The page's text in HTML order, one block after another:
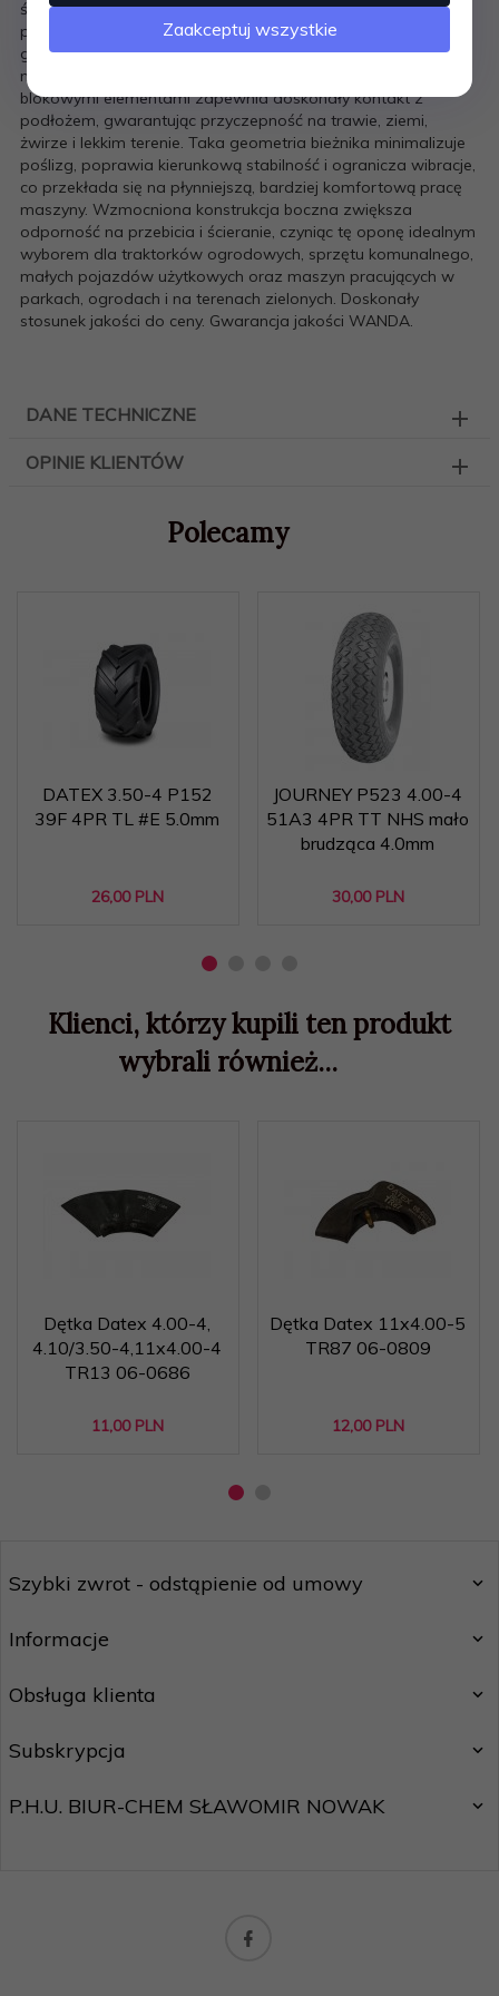
świecie.WANDA P512 została zaprojektowana z myślą o
pojazdach pracujących na zróżnicowanych nawierzchniach,
gdzie liczy się stabilność, pewna trakcja i wysoka odporność
na zużycie. Jej szeroki, zygzakowy bieżnik z dużymi,
blokowymi elementami zapewnia doskonały kontakt z
podłożem, gwarantując przyczepność na trawie, ziemi,
żwirze i lekkim terenie. Taka geometria bieżnika minimalizuje
poślizg, poprawia kierunkową stabilność i ogranicza wibracje,
co przekłada się na płynniejszą, bardziej komfortową pracę
maszyny. Wzmocniona konstrukcja boczna zwiększa
odporność na przebicia i ścieranie, czyniąc tę oponę idealnym
wyborem dla traktorków ogrodowych, sprzętu komunalnego,
małych pojazdów użytkowych oraz maszyn pracujących w
parkach, ogrodach i na terenach zielonych. Doskonały
stosunek jakości do ceny. Gwarancja jakości WANDA.
DANE TECHNICZNE
OPINIE KLIENTÓW
Polecamy
DATEX 3.50-4 P152
39F 4PR TL #E 5.0mm
26,00 PLN
JOURNEY P523 4.00-4
51A3 4PR TT NHS mało
brudząca 4.0mm
30,00 PLN
Klienci, którzy kupili ten produkt
wybrali również...
Dętka Datex 4.00-4,
4.10/3.50-4,11x4.00-4
TR13 06-0686
11,00 PLN
Dętka Datex 11x4.00-5
TR87 06-0809
12,00 PLN
Szybki zwrot - odstąpienie od umowy
Informacje
Obsługa klienta
Subskrypcja
P.H.U. BIUR-CHEM SŁAWOMIR NOWAK
Zaakceptuj wszystkie